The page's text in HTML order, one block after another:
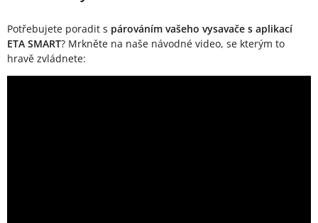
Potřebujete poradit s párováním vašeho vysavače s aplikací
ETA SMART? Mrkněte na naše návodné video, se kterým to
hravě zvládnete: